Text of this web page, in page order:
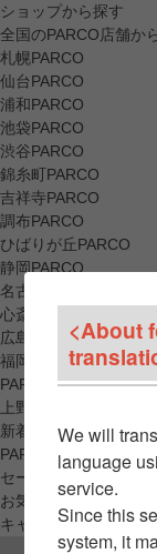
ショップから探す
全国のPARCO店舗か
札幌PARCO
仙台PARCO
浦和PARCO
池袋PARCO
渋谷PARCO
錦糸町PARCO
吉祥寺PARCO
調布PARCO
ひばりが丘PARCO
静岡PARCO
名古屋PARCO
心斎橋PARCO
広島PARCO
福岡PARCO
PARCO_ya
上野
新着アイテムから探す
PARCO限定アイテム
セールアイテムから探
お気に入りから探す
キャンペーン/クーポ
<About
We will
language
service.
Since this
system, it